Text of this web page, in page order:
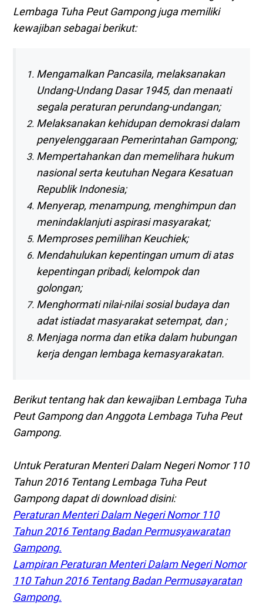
Lembaga Tuha Peut Gampong juga memiliki
kewajiban sebagai berikut:
Mengamalkan Pancasila, melaksanakan
Undang-Undang Dasar 1945, dan menaati
segala peraturan perundang-undangan;
Melaksanakan kehidupan demokrasi dalam
penyelenggaraan Pemerintahan Gampong;
Mempertahankan dan memelihara hukum
nasional serta keutuhan Negara Kesatuan
Republik Indonesia;
Menyerap, menampung, menghimpun dan
menindaklanjuti aspirasi masyarakat;
Memproses pemilihan Keuchiek;
Mendahulukan kepentingan umum di atas
kepentingan pribadi, kelompok dan
golongan;
Menghormati nilai-nilai sosial budaya dan
adat istiadat masyarakat setempat, dan ;
Menjaga norma dan etika dalam hubungan
kerja dengan lembaga kemasyarakatan.
Berikut tentang hak dan kewajiban Lembaga Tuha
Peut Gampong dan Anggota Lembaga Tuha Peut
Gampong.
Untuk Peraturan Menteri Dalam Negeri Nomor 110
Tahun 2016 Tentang Lembaga Tuha Peut
Gampong dapat di download disini:
Peraturan Menteri Dalam Negeri Nomor 110
Tahun 2016 Tentang Badan Permusyawaratan
Gampong.
Lampiran Peraturan Menteri Dalam Negeri Nomor
110 Tahun 2016 Tentang Badan Permusayaratan
Gampong.